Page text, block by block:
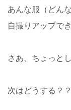
あんな服（どん
自撮りアップで
さあ、ちょっと
次はどうする？？